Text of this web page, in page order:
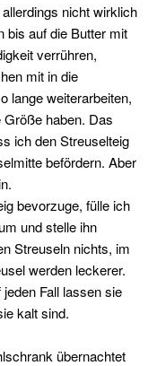
nicht wirklich
bis auf die Butter mit
verrühren,
mit in die
lange weiterarbeiten,
haben. Das
ich den Streuselteig
befördern. Aber
bevorzuge, fülle ich
und stelle ihn
Streuseln nichts, im
werden leckerer.
Fall lassen sie
kalt sind.
übernachtet